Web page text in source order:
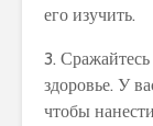
его изучить.
3.
здоровье. У
чтобы